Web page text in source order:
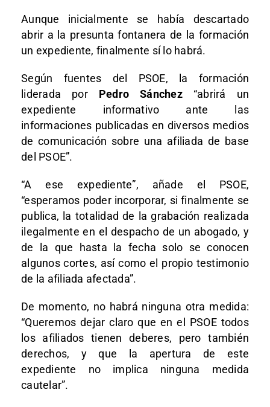
Aunque inicialmente se había descartado
abrir a la presunta fontanera de la formación
un expediente, finalmente sí lo habrá.
Según fuentes del PSOE, la formación
liderada por Pedro Sánchez“abrirá un
expediente informativo ante las
informaciones publicadas en diversos medios
de comunicación sobre una afiliada de base
del PSOE”.
“A ese expediente”, añade el PSOE,
“esperamos poder incorporar, si finalmente se
publica, la totalidad de la grabación realizada
ilegalmente en el despacho de un abogado, y
de la que hasta la fecha solo se conocen
algunos cortes, así como el propio testimonio
de la afiliada afectada”.
De momento, no habrá ninguna otra medida:
“Queremos dejar claro que en el PSOE todos
los afiliados tienen deberes, pero también
derechos, y que la apertura de este
expediente no implica ninguna medida
cautelar”.